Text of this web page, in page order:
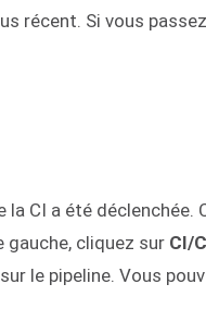
récent. Si vous
la CI a été
gauche, cliquez sur CI/
le pipeline. Vous